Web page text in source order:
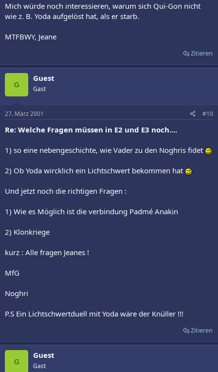
Mich würde noch interessieren, warum sich Qui-Gon nicht
wie z. B. Yoda aufgelöst hat, als er starb.
MTFBWY, Jeane
Zitieren
G
Guest
Gast
27. März 2001 #10
Re: Welche Fragen müssen in E2 und E3 noch....
1) so eine nebengeschichte, wie Vader zu den Noghris fidet
2) Ob Yoda wircklich ein Lichtschwert bekommen hat
Und jetzt noch die richtigen Fragen :
1) Wie es Möglich ist die verbindung Padmé Anakin
2) Klonkriege
kurz : Alle fragen Jeanes !
MfG
Noghri
P.S Ein Lichtschwertduell mit Yoda wäre der Knüller !!!
Zitieren
G
Guest
Gast